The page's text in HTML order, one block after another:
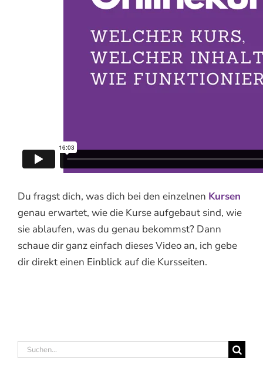
Du fragst dich, was dich bei den einzelnen Kursen
genau erwartet, wie die Kurse aufgebaut sind, wie
sie ablaufen, was du genau bekommst? Dann
schaue dir ganz einfach dieses Video an, ich gebe
dir direkt einen Einblick auf die Kursseiten.
Suche